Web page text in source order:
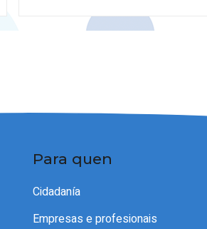
Para quen
Cidadanía
Empresas e profesionais